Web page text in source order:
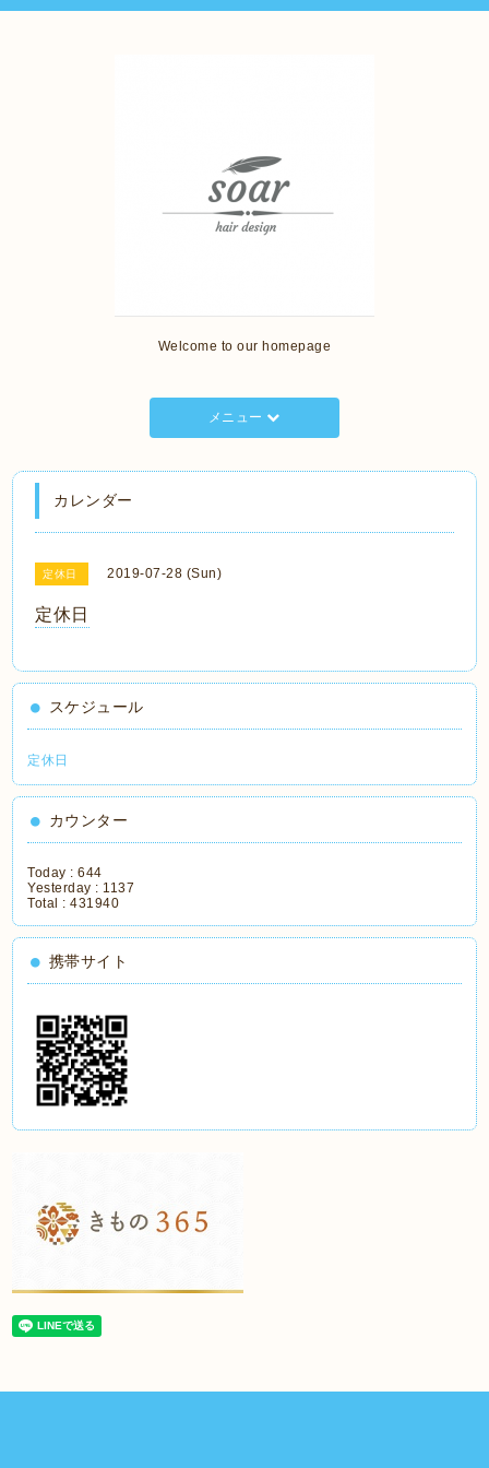
Welcome to our homepage
メニュー
カレンダー
定休日 2019-07-28 (Sun)
定休日
スケジュール
定休日
カウンター
Today :644
Yesterday : 1137
Total :431940
携帯サイト